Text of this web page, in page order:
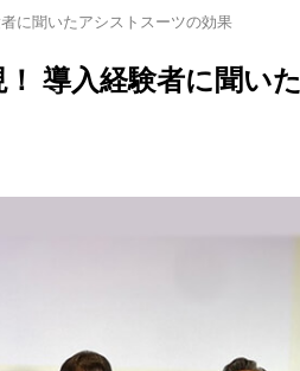
に聞いたアシストスーツの効果
導入経験者に聞いた